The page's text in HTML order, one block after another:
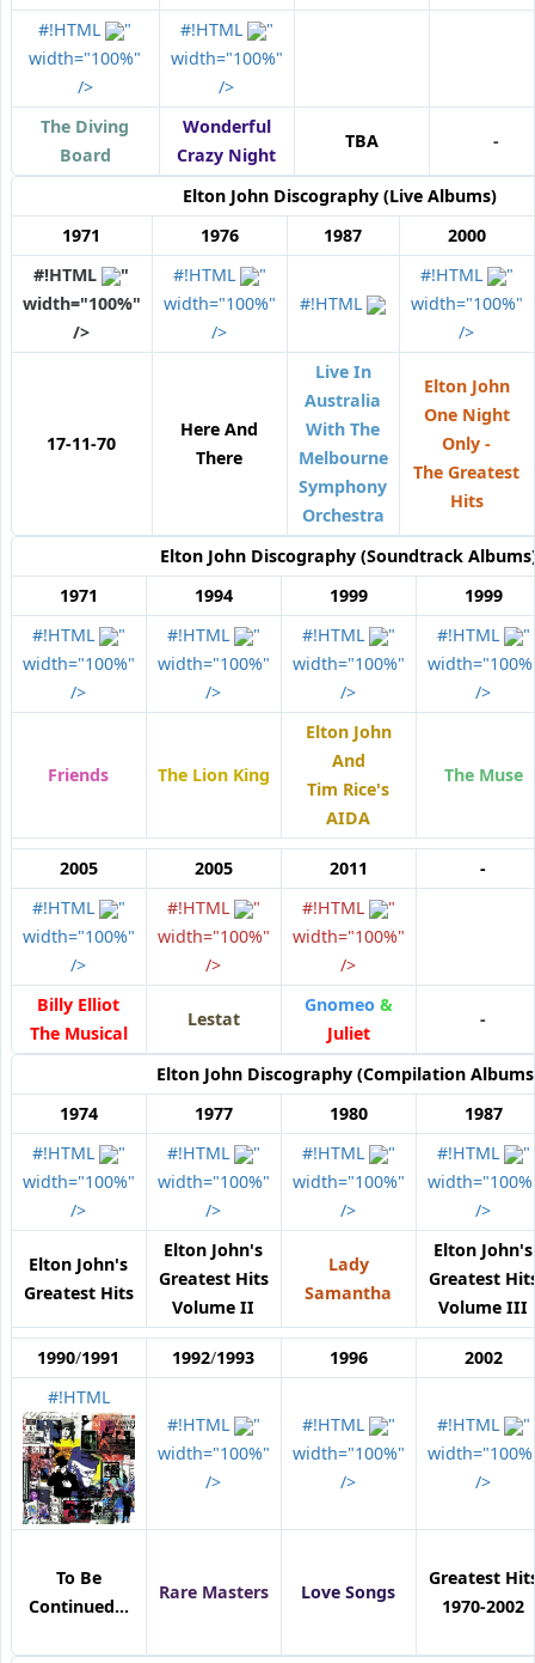
#!HTML
"
width="100%"
/>
#!HTML
"
width="100%"
/>
The Diving
Board
Wonderful
Crazy Night
TBA -
Elton John Discography (Live Albums)
1971
1976 1987
2000
#!HTML
"
width="100%"
/>
#!HTML
"
width="100%"
/>
#!HTML
#!HTML
"
width="100%"
/>
17-11-70
Here And
There
Live In
Australia
With The
Melbourne
Symphony
Orchestra
Elton John
One Night
Only -
The Greatest
Hits
Elton John Discography (Soundtrack
1971
1994 1999
1999
#!HTML
"
width="100%"
/>
#!HTML
"
width="100%"
/>
#!HTML
"
width="100%"
/>
#!HTML
"
/>
Friends The Lion King
Elton John
And
Tim Rice's
AIDA
The Muse
2005 2005 2011
-
#!HTML
"
width="100%"
/>
#!HTML
"
width="100%"
/>
#!HTML
"
width="100%"
/>
Billy Elliot
The Musical
Lestat
Gnomeo &
Juliet
-
Elton John Discography (Compilation
1974
1977 1980
1987
#!HTML
"
width="100%"
/>
#!HTML
"
width="100%"
/>
#!HTML
"
width="100%"
/>
#!HTML
"
/>
Elton John's
Greatest Hits
Elton John's
Greatest Hits
Volume II
Lady
Samantha
Elton John's
Greatest
Volume III
1990/1991 1992/1993 1996
2002
#!HTML
#!HTML
"
width="100%"
/>
#!HTML
"
width="100%"
/>
#!HTML
"
/>
To Be
Continued...
Rare Masters Love Songs
Greatest
1970-2002